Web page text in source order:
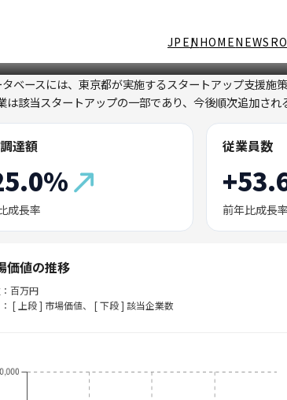
JP EN HOME
ベースには、東京都が実施するスタートアップ支援施
は該当スタートアップの一部であり、今後順次追加され
達額
成長率
従業員数
前年比成長率
価値の推移
百万円
[ 上段 ] 市場価値、 [ 下段 ] 該当企業数